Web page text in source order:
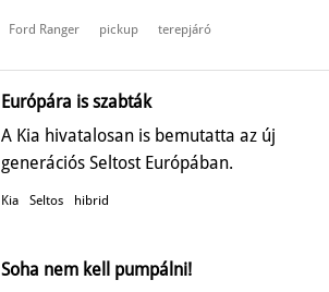
Ford Ranger pickup terepjáró
Európára is szabták
A Kia hivatalosan is bemutatta az új
generációs Seltost Európában.
Kia Seltos hibrid
Soha nem kell pumpálni!